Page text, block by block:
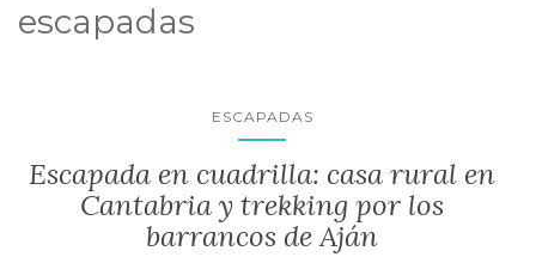
escapadas
ESCAPADAS
Escapada en cuadrilla: casa rural en
Cantabria y trekking por los
barrancos de Aján